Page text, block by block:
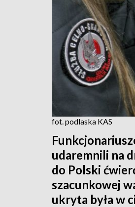
fot. podlaska KAS
udaremnili na
do Polski
szacunkowej
ukryta była w